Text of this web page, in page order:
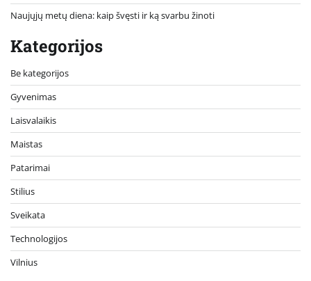
Naujųjų metų diena: kaip švęsti ir ką svarbu žinoti
Kategorijos
Be kategorijos
Gyvenimas
Laisvalaikis
Maistas
Patarimai
Stilius
Sveikata
Technologijos
Vilnius